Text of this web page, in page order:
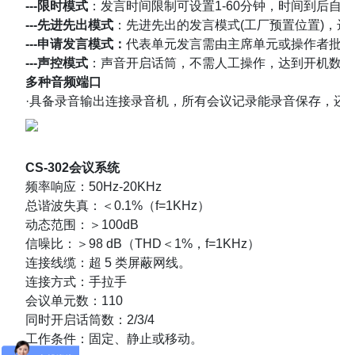
---限时模式 ：发言时间限制可设置1-60分钟，时间到后
---先进先出模式 ：先进先出的发言模式(工厂预置位置)
---申请发言模式： 代表单元发言需由主席单元或操作者
---声控模式 ：声音开启话筒，不需人工操作，达到开机
多种音频端口
·具备录音输出连接录音机，所有会议记录能录音保存，
CS-302会议系统
频率响应：50Hz-20KHz
总谐波失真：＜0.1%（f=1KHz）
动态范围：＞100dB
信噪比：＞98 dB（THD＜1%，f=1KHz）
连接线缆： 超 5 类屏蔽网线。
连接方式：手拉手
会议单元数：110
同时开启话筒数：2/3/4
工作条件：固定、静止或移动。